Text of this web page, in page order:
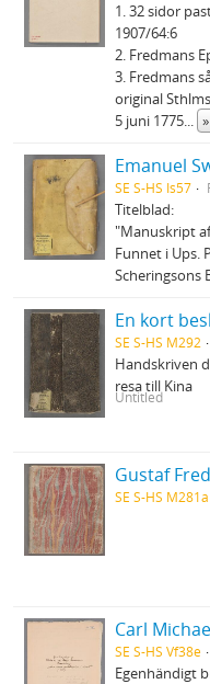
1. 32 sidor
1907/64:6
2. Fredmans
3. Fredmans
original
5 juni 1775... »
Emanuel
SE S-HS Is57
Titelblad:
"Manuskript
Funnet i Ups.
Scheringsons
SE S-HS M292
Handskriven
resa till Kina
Untitled
Gustaf
SE S-HS M281a
SE S-HS Vf38e
Egenhändigt